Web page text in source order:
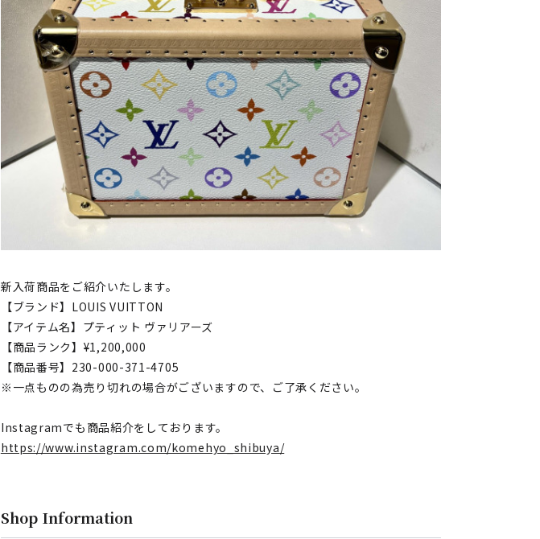
新入荷商品をご紹介いたします。
【ブランド】LOUIS VUITTON
【アイテム名】プティット ヴァリアーズ
【商品ランク】¥1,200,000
【商品番号】230-000-371-4705
※一点ものの為売り切れの場合がございますので、ご了承ください。
Instagramでも商品紹介をしております。
https://www.instagram.com/komehyo_shibuya/
Shop Information